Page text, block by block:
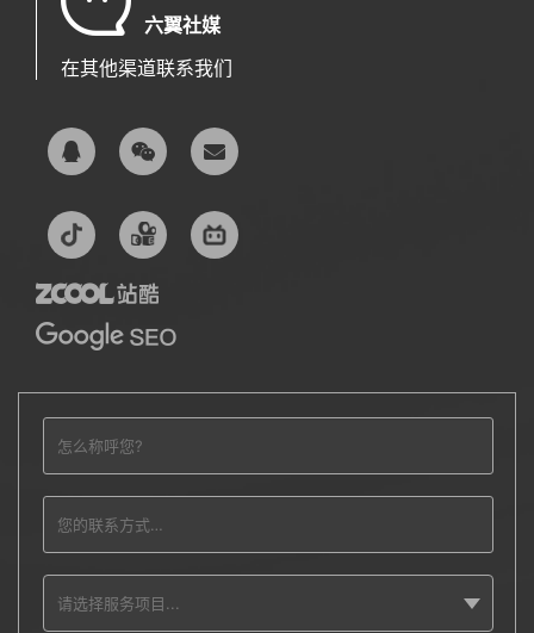
六翼社媒
在其他渠道联系我们